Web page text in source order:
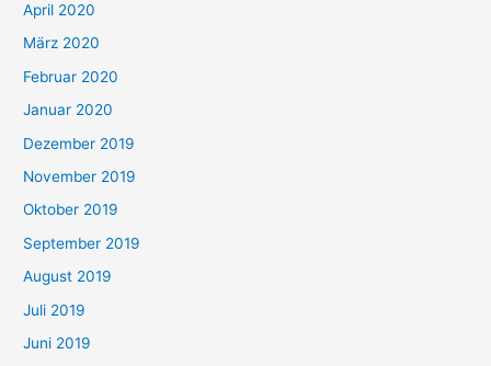
April 2020
März 2020
Februar 2020
Januar 2020
Dezember 2019
November 2019
Oktober 2019
September 2019
August 2019
Juli 2019
Juni 2019